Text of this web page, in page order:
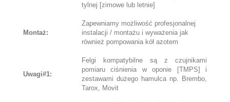
tylnej [zimowe lub letnie]
Montaż:
Zapewniamy możliwość profesjonalnej
instalacji / montażu i wyważenia jak
również pompowania kół azotem
Uwagi#1:
Felgi kompatybilne są z czujnikami
pomiaru ciśnienia w oponie [TMPS] i
zestawami dużego hamulca np. Brembo,
Tarox, Movit